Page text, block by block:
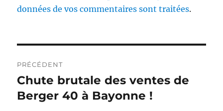
données de vos commentaires sont traitées.
de
l’article
PRÉCÉDENT
Publication
précédente :
Chute brutale des ventes de
Berger 40 à Bayonne !